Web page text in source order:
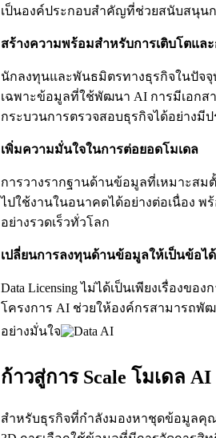
เป็นองค์ประกอบสำคัญที่ช่วยสนับสนุนก
สร้างความพร้อมสำหรับการเติบโตแล
นักลงทุนและพันธมิตรทางธุรกิจในปัจ
เฉพาะข้อมูลที่ใช้พัฒนา AI การมีเอกส
กระบวนการตรวจสอบธุรกิจได้อย่างมี
เพิ่มความมั่นใจในการต่อยอดโมเดล
การวางรากฐานด้านข้อมูลที่เหมาะสม
ไปใช้งานในอนาคตได้อย่างต่อเนื่อง
อย่างรวดเร็วทั่วโลก
เปลี่ยนการลงทุนด้านข้อมูลให้เป็นข้อไ
Data Licensing ไม่ได้เป็นเพียงเรื่องข
โครงการ AI ช่วยให้องค์กรสามารถ
อย่างมั่นใจ
ก้าวสู่การ Scale โมเดล
สำหรับธุรกิจที่กำลังมองหาชุดข้อมูลคุ